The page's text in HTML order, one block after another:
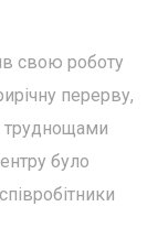
свою роботу
перерву,
труднощами
було